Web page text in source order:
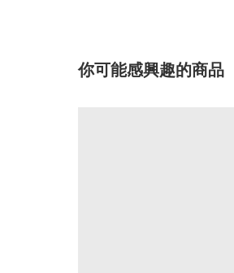
你可能感興趣的商品